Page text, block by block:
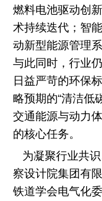
燃料电池驱动创
术持续迭代 ； 智
动新型能源管理
与此同时，行业
日益严苛的环保
略预期的“清洁低
交通能源与动力
的核心任务。
为凝聚行业共
察设计院集团有
铁道学会电气化